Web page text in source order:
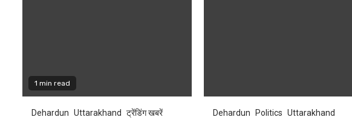
1 min read
Dehardun Uttarakhand
ट्रेंडिंग खबरें
Dehardun Politics Uttarakhand